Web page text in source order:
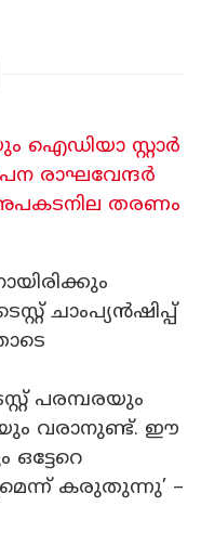
ഐഡിയാ സ്റ്റാർ
രാഘവേന്ദർ
തരണം
ചാംപ്യൻഷിപ്പ്
പരമ്പരയും
വരാനുണ്ട്. ഈ
ഒട്ടേറെ
കരുതുന്നു’ –